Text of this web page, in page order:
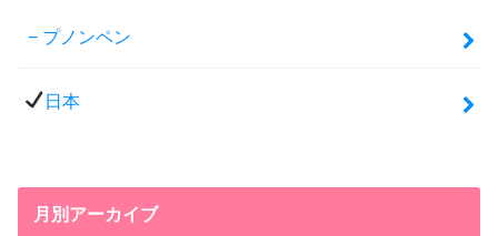
プノンペン
日本
月別アーカイブ